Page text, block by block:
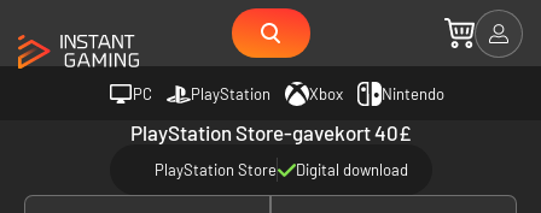
PC PlayStation Xbox Nintendo
PlayStation Store-gavekort 40£
PlayStation Store Digital download